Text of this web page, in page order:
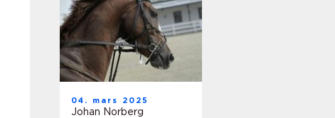
04. mars 2025
Johan Norberg